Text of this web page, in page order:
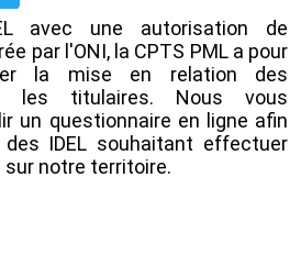
avec une autorisation de
par l'ONI, la CPTS PML a pour
la mise en relation des
les titulaires. Nous vous
un questionnaire en ligne afin
IDEL souhaitant effectuer
notre territoire.